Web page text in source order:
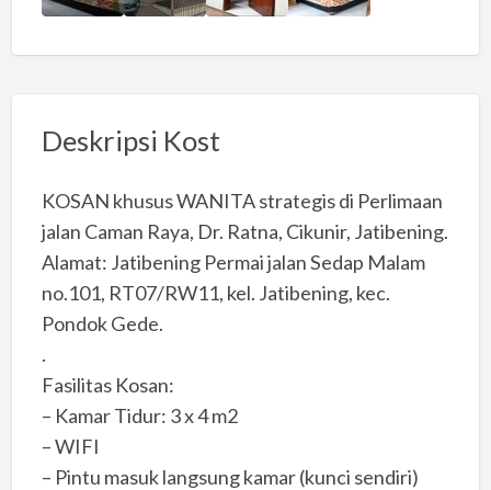
Deskripsi Kost
KOSAN khusus WANITA strategis di Perlimaan
jalan Caman Raya, Dr. Ratna, Cikunir, Jatibening.
Alamat: Jatibening Permai jalan Sedap Malam
no.101, RT07/RW11, kel. Jatibening, kec.
Pondok Gede.
.
Fasilitas Kosan:
– Kamar Tidur: 3 x 4 m2
– WIFI
– Pintu masuk langsung kamar (kunci sendiri)